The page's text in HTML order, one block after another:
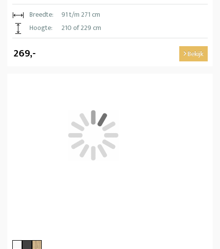
Breedte:
91 t/m 271 cm
Hoogte:
210 of 229 cm
269,- Bekijk